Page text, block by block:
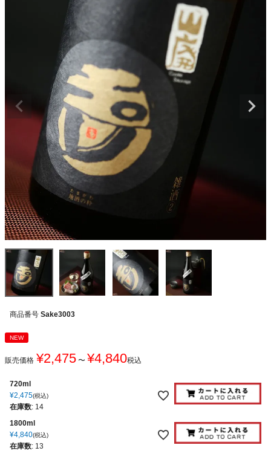
商品番号 Sake3003
NEW
販売価格 ¥2,475 〜 ¥4,840税込
720ml
¥2,475 税込
在庫数: 14
1800ml
¥4,840 税込
在庫数: 13